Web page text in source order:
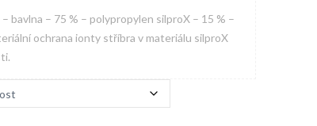
bavlna – 75 % – polypropylen silproX – 15 % –
ochrana ionty stříbra v materiálu silproX